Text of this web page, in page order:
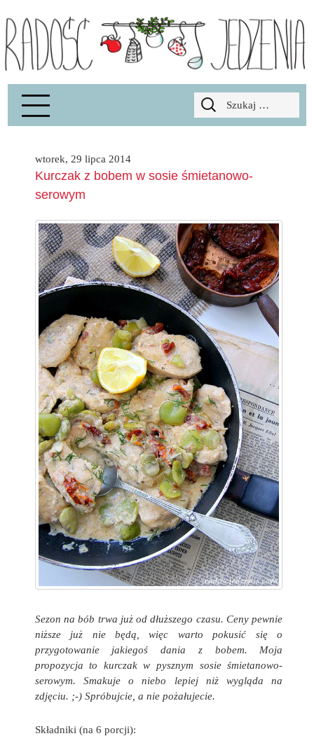
Radość Jedzenia – blog kulinarny
Szukaj:
wtorek, 29 lipca 2014
Kurczak z bobem w sosie śmietanowo-
serowym
Sezon na bób trwa już od dłuższego czasu. Ceny pewnie
niższe już nie będą, więc warto pokusić się o
przygotowanie jakiegoś dania z bobem. Moja
propozycja to kurczak w pysznym sosie śmietanowo-
serowym. Smakuje o niebo lepiej niż wygląda na
zdjęciu. ;-) Spróbujcie, a nie pożałujecie.
Składniki (na 6 porcji):